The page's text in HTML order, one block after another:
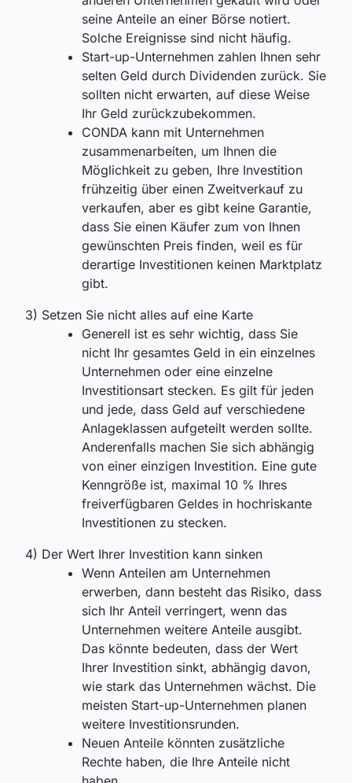
seine Anteile an einer Börse notiert.
Solche Ereignisse sind nicht häufig.
Start-up-Unternehmen zahlen Ihnen sehr
selten Geld durch Dividenden zurück. Sie
sollten nicht erwarten, auf diese Weise
Ihr Geld zurückzubekommen.
CONDA kann mit Unternehmen
zusammenarbeiten, um Ihnen die
Möglichkeit zu geben, Ihre Investition
frühzeitig über einen Zweitverkauf zu
verkaufen, aber es gibt keine Garantie,
dass Sie einen Käufer zum von Ihnen
gewünschten Preis finden, weil es für
derartige Investitionen keinen Marktplatz
gibt.
3) Setzen Sie nicht alles auf eine Karte
Generell ist es sehr wichtig, dass Sie
nicht Ihr gesamtes Geld in ein einzelnes
Unternehmen oder eine einzelne
Investitionsart stecken. Es gilt für jeden
und jede, dass Geld auf verschiedene
Anlageklassen aufgeteilt werden sollte.
Anderenfalls machen Sie sich abhängig
von einer einzigen Investition. Eine gute
Kenngröße ist, maximal 10 % Ihres
freiverfügbaren Geldes in hochriskante
Investitionen zu stecken.
4) Der Wert Ihrer Investition kann sinken
Wenn Anteilen am Unternehmen
erwerben, dann besteht das Risiko, dass
sich Ihr Anteil verringert, wenn das
Unternehmen weitere Anteile ausgibt.
Das könnte bedeuten, dass der Wert
Ihrer Investition sinkt, abhängig davon,
wie stark das Unternehmen wächst. Die
meisten Start-up-Unternehmen planen
weitere Investitionsrunden.
Neuen Anteile könnten zusätzliche
Rechte haben, die Ihre Anteile nicht